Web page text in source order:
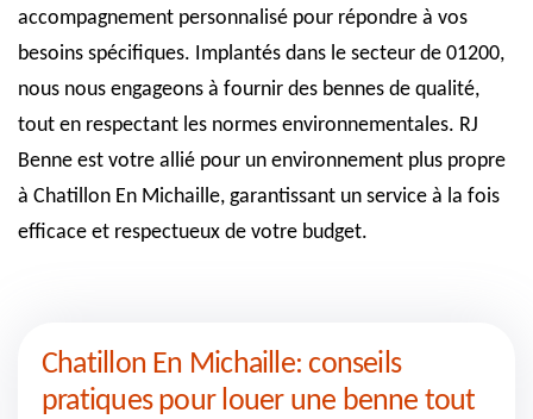
accompagnement personnalisé pour répondre à vos
besoins spécifiques. Implantés dans le secteur de 01200,
nous nous engageons à fournir des bennes de qualité,
tout en respectant les normes environnementales. RJ
Benne est votre allié pour un environnement plus propre
à Chatillon En Michaille, garantissant un service à la fois
efficace et respectueux de votre budget.
Chatillon En Michaille: conseils
pratiques pour louer une benne tout